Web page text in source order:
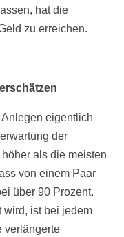
hat die
zu erreichen.
eigentlich
der
als die meisten
von einem Paar
über 90 Prozent.
wird, ist bei jedem
verlängerte